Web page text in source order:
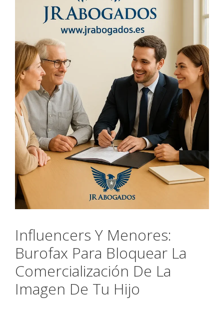
Influencers Y Menores:
Burofax Para Bloquear La
Comercialización De La
Imagen De Tu Hijo